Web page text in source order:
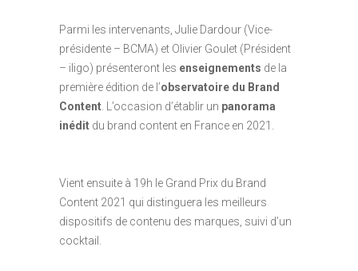
Parmi les intervenants, Julie Dardour (Vice-
présidente – BCMA) et Olivier Goulet (Président
– iligo) présenteront les enseignements de la
première édition de l’observatoire du Brand
Content . L’occasion d’établir un panorama
inédit du brand content en France en 2021.
Vient ensuite à 19h le Grand Prix du Brand
Content 2021 qui distinguera les meilleurs
dispositifs de contenu des marques, suivi d’un
cocktail.